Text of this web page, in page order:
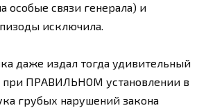
особые связи генерала) и
исключила.
даже издал тогда удивительный
при ПРАВИЛЬНОМ установлении в
грубых нарушений закона